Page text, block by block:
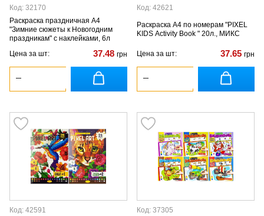
Код: 32170
Раскраска праздничная А4
"Зимние сюжеты к Новогодним
праздникам" с наклейками, 6л
Цена за шт:
37.48 грн
Код: 42621
Раскраска А4 по номерам "PIXEL
KIDS Activity Book " 20л., МИКС
Цена за шт: 37.65 грн
Код: 42591
Код: 37305